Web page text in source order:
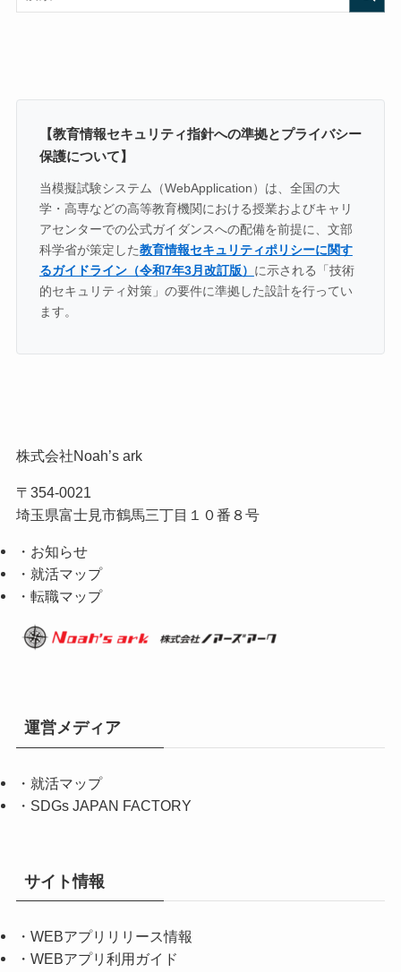
【教育情報セキュリティ指針への準拠とプライバシー
保護について】
当模擬試験システム（WebApplication）は、全国の大
学・高専などの高等教育機関における授業およびキャリ
アセンターでの公式ガイダンスへの配備を前提に、文部
科学省が策定した教育情報セキュリティポリシーに関す
るガイドライン（令和7年3月改訂版） に示される「技術
的セキュリティ対策」の要件に準拠した設計を行ってい
ます。
株式会社Noah’s ark
〒354-0021
埼玉県富士見市鶴馬三丁目１０番８号
・お知らせ
・就活マップ
・転職マップ
運営メディア
・ 就活マップ
・ SDGs JAPAN FACTORY
サイト情報
・ WEBアプリリリース情報
・ WEBアプリ利用ガイド